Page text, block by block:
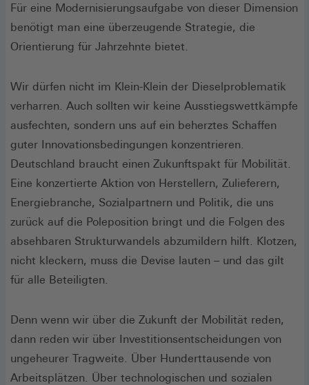
Für eine Modernisierungsaufgabe von dieser Dimension
benötigt man eine überzeugende Strategie, die
Orientierung für Jahrzehnte bietet.
Wir dürfen nicht im Klein-Klein der Dieselproblematik
verharren. Auch sollten wir keine Ausstiegswettkämpfe
ausfechten, sondern uns auf ein beherztes Schaffen
guter Innovationsbedingungen konzentrieren.
Deutschland braucht einen Zukunftspakt für Mobilität.
Eine konzertierte Aktion von Herstellern, Zulieferern,
Energiebranche, Sozialpartnern und Politik, die uns
zurück auf die Poleposition bringt und die Folgen des
absehbaren Strukturwandels abzumildern hilft. Klotzen,
nicht kleckern, muss die Devise lauten – und das gilt
für alle Beteiligten.
Denn wenn wir über die Zukunft der Mobilität reden,
dann reden wir über Investitionsentscheidungen von
ungeheurer Tragweite. Über Hunderttausende von
Arbeitsplätzen. Über technologischen und sozialen